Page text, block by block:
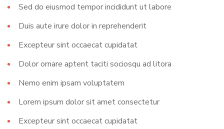
Sed do eiusmod tempor incididunt ut labore
Duis aute irure dolor in reprehenderit
Excepteur sint occaecat cupidatat
Dolor ornare aptent taciti sociosqu ad litora
Nemo enim ipsam voluptatem
Lorem ipsum dolor sit amet consectetur
Excepteur sint occaecat cupidatat